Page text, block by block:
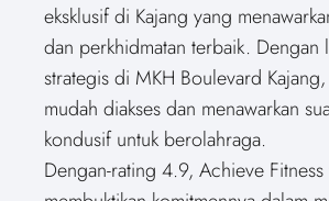
eksklusif di Kajang yang
dan perkhidmatan terbaik. Dengan
strategis di MKH Boulevard
mudah diakses dan menawarkan
kondusif untuk berolahraga.
Dengan-rating 4.9, Achieve Fitness